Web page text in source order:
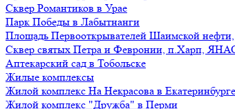
Сквер Романтиков в Урае
Парк Победы в Лабытнанги
Площадь Первооткрывателей Шаимской нефти,
Сквер святых Петра и Февронии, п.Харп,
Аптекарский сад в Тобольске
Жилые комплексы
Жилой комплекс На Некрасова в Екатеринбурге
Жилой комплекс "Дружба" в Перми